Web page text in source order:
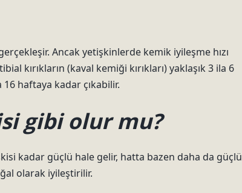
Ancak yetişkinlerde kemik iyileşme hızı
kırıkların (kaval kemiği kırıkları) yaklaşık 3 ila 6
haftaya kadar çıkabilir.
gibi olur mu?
kadar güçlü hale gelir, hatta bazen daha da güçlü
olarak iyileştirilir.